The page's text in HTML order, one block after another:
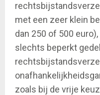
met een zeer klein
dan 250 of 500
slechts beperkt
zoals bij de vrije